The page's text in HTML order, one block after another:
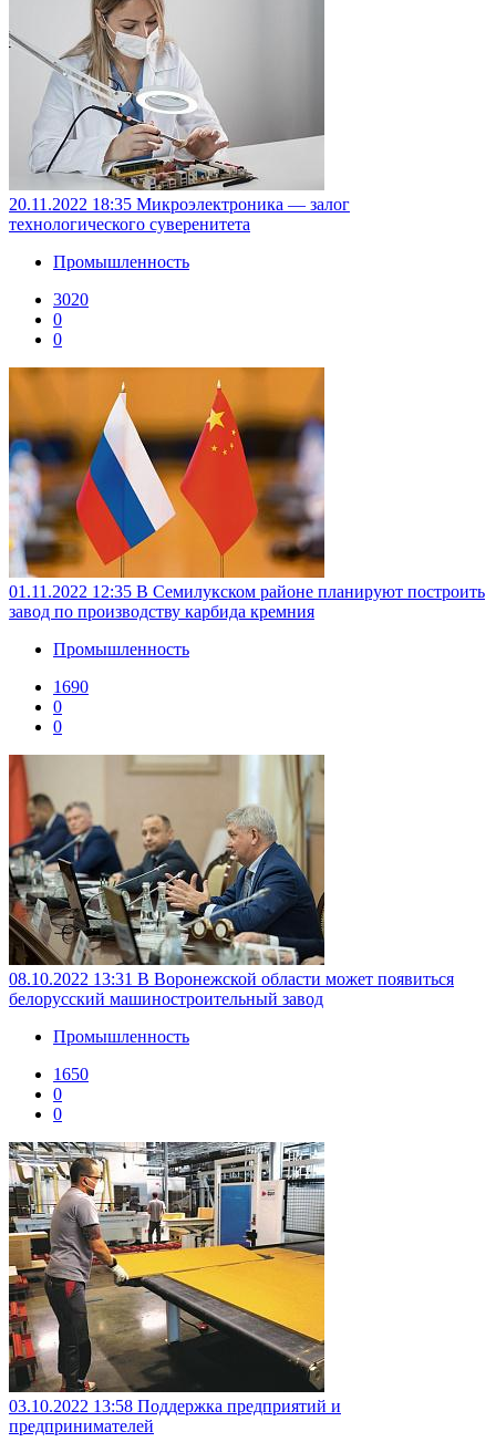
20.11.2022 18:35 Микроэлектроника — залог
технологического суверенитета
Промышленность
3020
0
0
01.11.2022 12:35 В Семилукском районе планируют построить
завод по производству карбида кремния
Промышленность
1690
0
0
08.10.2022 13:31 В Воронежской области может появиться
белорусский машиностроительный завод
Промышленность
1650
0
0
03.10.2022 13:58 Поддержка предприятий и
предпринимателей